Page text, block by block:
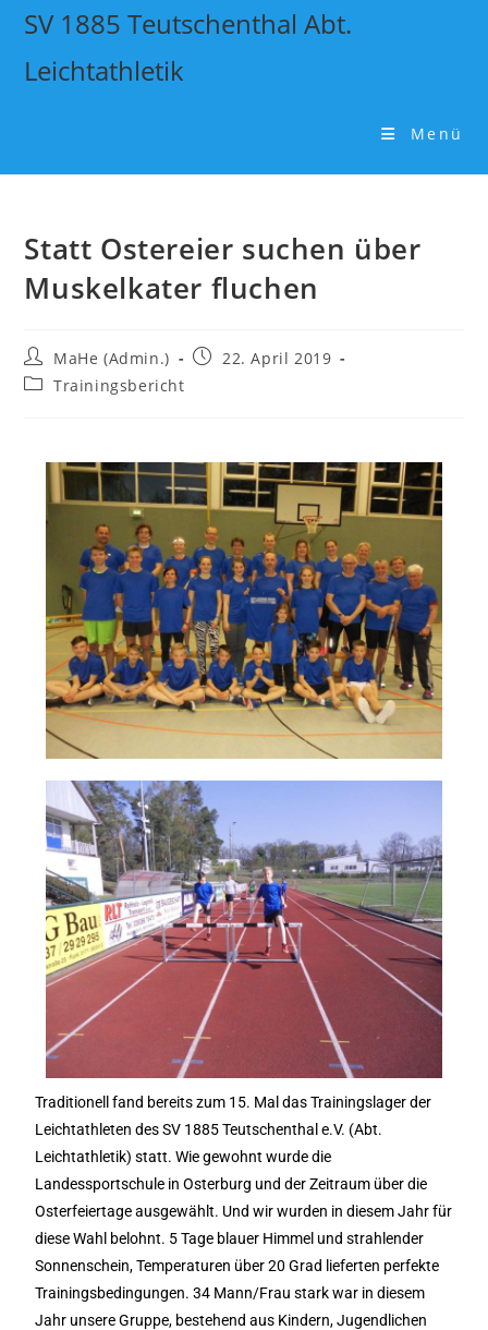
SV 1885 Teutschenthal Abt.
Leichtathletik
Menü
Statt Ostereier suchen über
Muskelkater fluchen
MaHe (Admin.)
22. April 2019
Trainingsbericht
Traditionell fand bereits zum 15. Mal das Trainingslager der
Leichtathleten des SV 1885 Teutschenthal e.V. (Abt.
Leichtathletik) statt. Wie gewohnt wurde die
Landessportschule in Osterburg und der Zeitraum über die
Osterfeiertage ausgewählt. Und wir wurden in diesem Jahr für
diese Wahl belohnt. 5 Tage blauer Himmel und strahlender
Sonnenschein, Temperaturen über 20 Grad lieferten perfekte
Trainingsbedingungen. 34 Mann/Frau stark war in diesem
Jahr unsere Gruppe, bestehend aus Kindern, Jugendlichen